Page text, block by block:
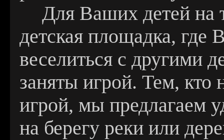
Для Ваших детей на
детская площадка, где
веселиться с другими
заняты игрой. Тем, кто
игрой, мы предлагаем
на берегу реки или